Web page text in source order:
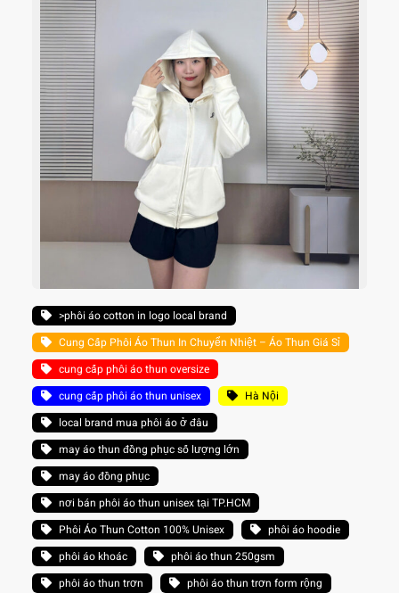
>phôi áo cotton in logo local brand
Cung Cấp Phôi Áo Thun In Chuyển Nhiệt – Áo Thun Giá Sỉ
cung cấp phôi áo thun oversize
cung cấp phôi áo thun unisex
Hà Nội
local brand mua phôi áo ở đâu
may áo thun đồng phục số lượng lớn
may áo đồng phục
nơi bán phôi áo thun unisex tại TP.HCM
Phôi Áo Thun Cotton 100% Unisex
phôi áo hoodie
phôi áo khoác
phôi áo thun 250gsm
phôi áo thun trơn
phôi áo thun trơn form rộng